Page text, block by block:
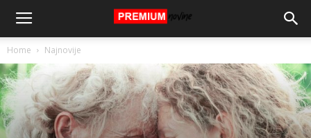
Home Najnovije